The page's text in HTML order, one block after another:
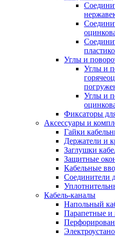
Углы и
Углы и
Углы и
Фиксаторы
Аксессуары и
Гайки
Держатели и
Заглушки
Защитные
Кабельные
Соединители
Кабель-каналы
Напольный
Парапетные и